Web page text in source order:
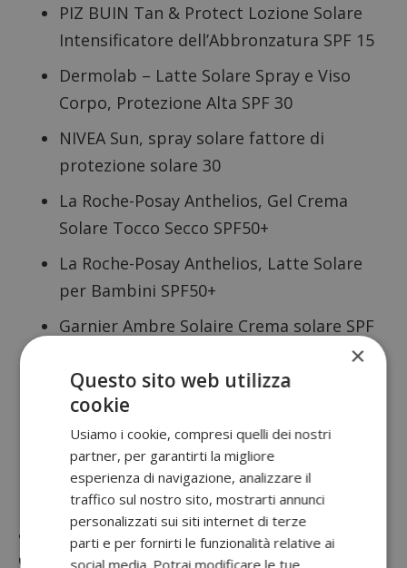
PIZ BUIN Tan & Protect Lozione Solare
Intensificatore dell’Abbronzatura SPF 15
Dermolab – Latte Solare Spray e Viso
Corpo, Protezione Alta SPF 30
NIVEA Sun, spray solare fattore di
protezione solare 30
La Roche-Posay Anthelios, Gel Crema
Solare Tocco Secco SPF50+
La Roche-Posay Anthelios, Latte Solare
per Bambini SPF50+
Garnier Ambre Solaire Crema solare SPF
Eucerin Pigment Control LSF 50+ Sun
Fluid
Per altre idee su come risparmiare con
intelligenza, visita la nostra sezione
Risparmiare , oppure consulta le ultime offerte
attive nella categoriaCashbackeProvami
Gratis
.
×
Questo sito web utilizza
cookie
Usiamo i cookie, compresi quelli dei nostri
partner, per garantirti la migliore
esperienza di navigazione, analizzare il
traffico sul nostro sito, mostrarti annunci
personalizzati sui siti internet di terze
parti e per fornirti le funzionalità relative ai
social media. Potrai modificare le tue